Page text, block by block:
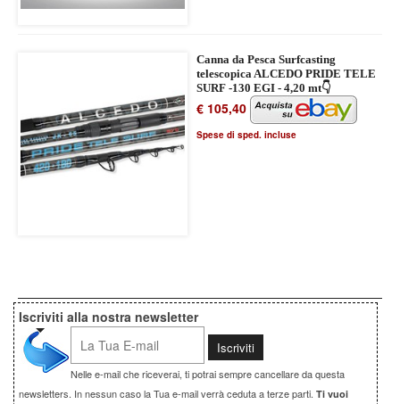
Canna da Pesca Surfcasting
telescopica ALCEDO PRIDE TELE
SURF -130 EGI - 4,20 mt👇
€ 105,40
Spese di sped. incluse
Iscriviti alla nostra newsletter
Nelle e-mail che riceverai, ti potrai sempre cancellare da questa
newsletters. In nessun caso la Tua e-mail verrà ceduta a terze parti. Ti vuoi